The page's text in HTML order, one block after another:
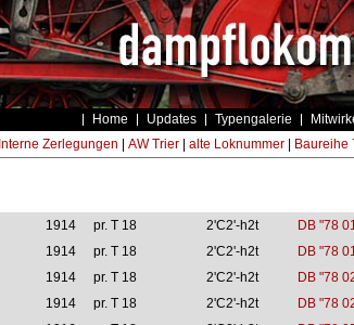
Home Updates Typengalerie
Interne Zerlegungen AW Trier| alte Loknummer| Baureihe
1914 pr. T 18 2'C2'-h2t
DB "78
1914 pr. T 18 2'C2'-h2t
DB "78
1914 pr. T 18 2'C2'-h2t
DB "78
1914 pr. T 18 2'C2'-h2t
DB "78